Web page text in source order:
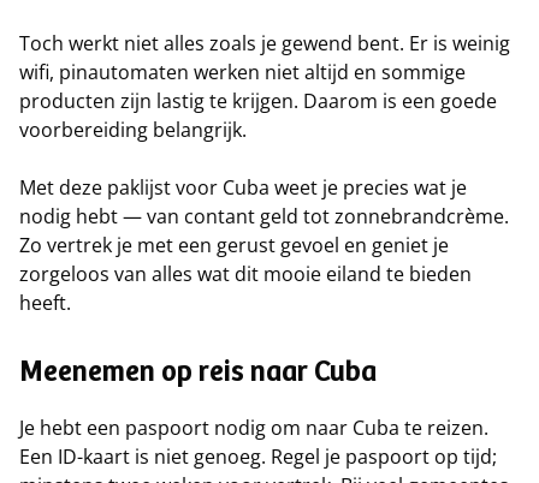
Toch werkt niet alles zoals je gewend bent. Er is weinig
wifi, pinautomaten werken niet altijd en sommige
producten zijn lastig te krijgen. Daarom is een goede
voorbereiding belangrijk.
Met deze paklijst voor Cuba weet je precies wat je
nodig hebt — van contant geld tot zonnebrandcrème.
Zo vertrek je met een gerust gevoel en geniet je
zorgeloos van alles wat dit mooie eiland te bieden
heeft.
Meenemen op reis naar Cuba
Je hebt een paspoort nodig om naar Cuba te reizen.
Een ID-kaart is niet genoeg. Regel je paspoort op tijd;